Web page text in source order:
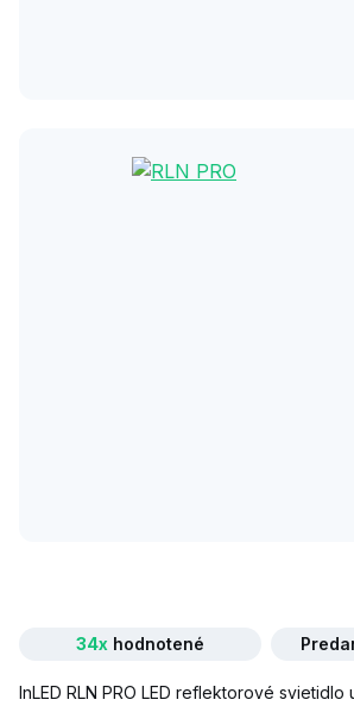
34x hodnotené
InLED RLN PRO LED reflektorové svietidlo